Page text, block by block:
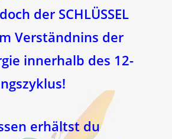
der SCHLÜSSEL
Verständnins der
innerhalb des 12-
erhältst du